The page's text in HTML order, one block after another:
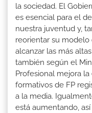
la sociedad. El
es esencial para el
nuestra juventud y,
reorientar su
alcanzar las más
también según el
Profesional mejora
formativos de FP
a la media.
está aumentando,